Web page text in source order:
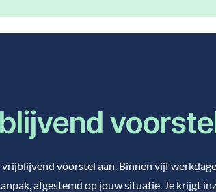
vrijblijvend voorstel aan. Binnen vijf
afgestemd op jouw situatie. Je krijgt